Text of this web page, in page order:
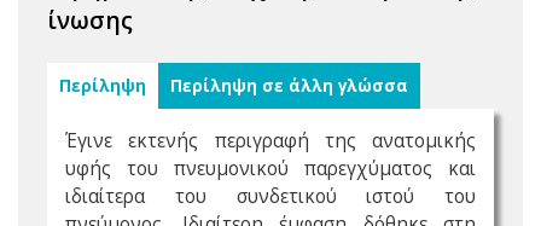
ίνωσης
Περίληψη Περίληψη σε άλλη γλώσσα
Έγινε εκτενής περιγραφή της ανατομικής
υφής του πνευμονικού παρεγχύματος και
ιδιαίτερα του συνδετικού ιστού του